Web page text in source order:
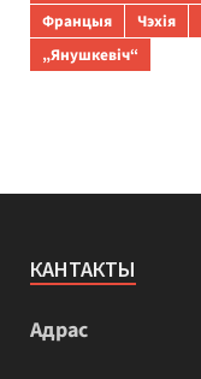
Францыя
Чэхія
„Янушкевіч“
КАНТАКТЫ
Адрас